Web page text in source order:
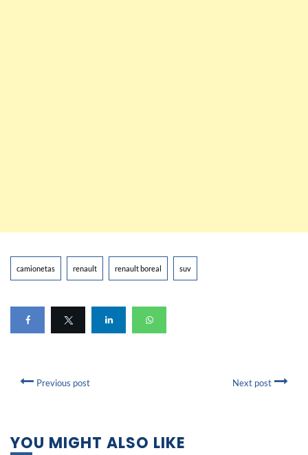
camionetas renault renault boreal suv
Previous post Next post
YOU MIGHT ALSO LIKE